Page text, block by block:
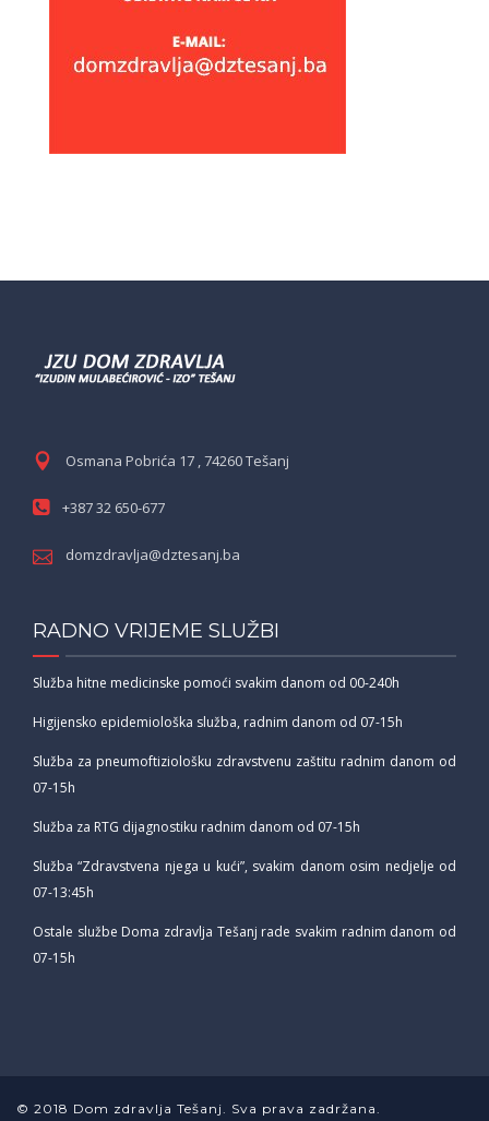
Osmana Pobrića 17 , 74260 Tešanj
+387 32 650-677
domzdravlja@dztesanj.ba
RADNO VRIJEME SLUŽBI
Služba hitne medicinske pomoći svakim danom od 00-240h
Higijensko epidemiološka služba, radnim danom od 07-15h
Služba za pneumoftiziološku zdravstvenu zaštitu radnim danom od
07-15h
Služba za RTG dijagnostiku radnim danom od 07-15h
Služba “Zdravstvena njega u kući”, svakim danom osim nedjelje od
07-13:45h
Ostale službe Doma zdravlja Tešanj rade svakim radnim danom od
07-15h
© 2018 Dom zdravlja Tešanj. Sva prava zadržana.